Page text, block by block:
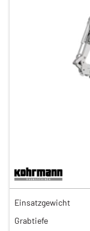
151,00 €
126,00 €
105,00 €
Einsatzgewicht
Grabtiefe